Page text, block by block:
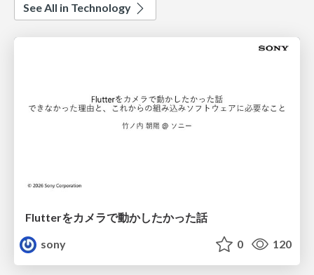
See All in Technology
Flutterをカメラで動かしたかった話
sony
0 120